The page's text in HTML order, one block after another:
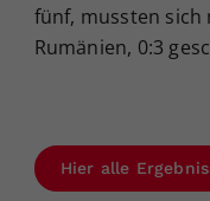
fünf, mussten sich
Rumänien, 0:3
Hier alle